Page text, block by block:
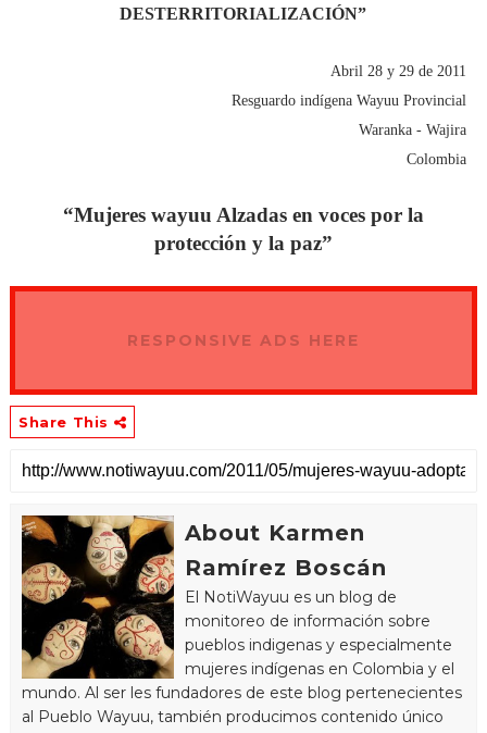
DESTERRITORIALIZACIÓN”
Abril 28 y 29 de 2011
Resguardo indígena Wayuu Provincial
Waranka - Wajira
Colombia
“Mujeres wayuu Alzadas en voces por la
protección y la paz”
RESPONSIVE ADS HERE
Share This
About Karmen
Ramírez Boscán
El NotiWayuu es un blog de
monitoreo de información sobre
pueblos indigenas y especialmente
mujeres indígenas en Colombia y el
mundo. Al ser les fundadores de este blog pertenecientes
al Pueblo Wayuu, también producimos contenido único